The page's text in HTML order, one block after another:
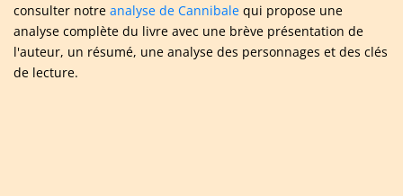
consulter notre analyse de Cannibale qui propose une
analyse complète du livre avec une brève présentation de
l'auteur, un résumé, une analyse des personnages et des clés
de lecture.